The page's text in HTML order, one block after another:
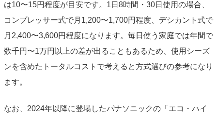
は10〜15円程度が目安です。1日8時間・30日使用の場合、
コンプレッサー式で月1,200〜1,700円程度、デシカント式で
月2,400〜3,600円程度になります。毎日使う家庭では年間で
数千円〜1万円以上の差が出ることもあるため、使用シーズ
ンを含めたトータルコストで考えると方式選びの参考になり
ます。
なお、2024年以降に登場したパナソニックの「エコ・ハイ